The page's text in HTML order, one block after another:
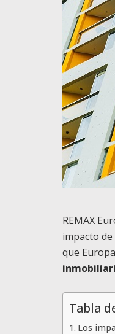
REMAX
impacto
que
Tabla
Los